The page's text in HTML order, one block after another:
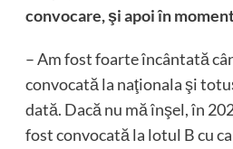
convocare, şi apoi în
– Am fost foarte încântată
convocată la naţionala şi
dată. Dacă nu mă înşel, în
fost convocată la lotul B cu